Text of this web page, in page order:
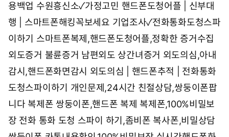
용백업 수원흥신소✓가정고민 핸드폰도청어플 | 신부대
행 | 스마트폰해킹꼭보세요 기업조사✓전화통화도청스파
이하기
스마트폰복제,핸드폰도청어플,정확한 증거수집
외도증거 불륜증거 남편외도 상간녀증거 외도의심,아내
감시,핸드폰화면감시 외도의심 | 핸드폰추적 | 전화통화
도청스파이하기
개인문제,24시간 친절상담,쌍둥이폰팝
니다 복제폰 쌍둥이폰,핸드폰 복제 복제폰,100%비밀보
장 전화 통화 도청 스파이 하기,좀비폰 복사폰,비밀상담